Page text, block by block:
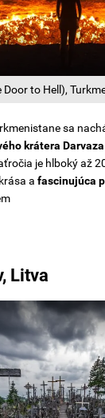
Door to Hell),
sa
krátera Darvaza
je hlboký až
a fascinujúca
Litva